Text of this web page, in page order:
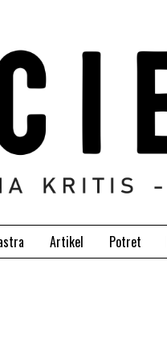
Artikel Potret